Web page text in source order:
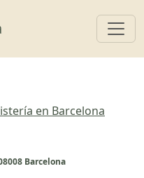
en Barcelona
Barcelona